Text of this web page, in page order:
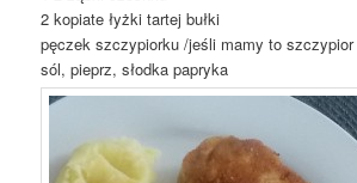
2 kopiate łyżki tartej bułki
pęczek szczypiorku /jeśli mamy to
sól, pieprz, słodka papryka